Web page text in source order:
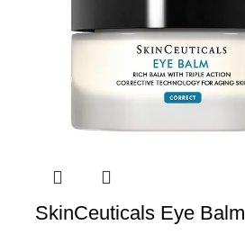
SkinCeuticals Eye Balm